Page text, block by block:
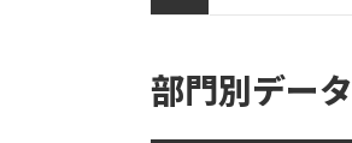
部門別データ